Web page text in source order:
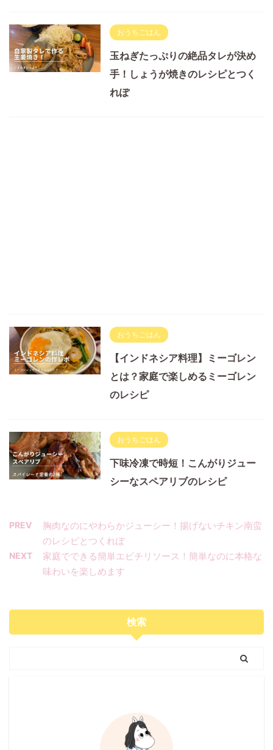
おうちごはん
玉ねぎたっぷりの絶品タレが決め
手！しょうが焼きのレシピとつく
れぽ
おうちごはん
【インドネシア料理】ミーゴレン
とは？家庭で楽しめるミーゴレン
のレシピ
おうちごはん
下味冷凍で時短！こんがりジュー
シーなスペアリブのレシピ
PREV
胸肉なのにやわらかジューシー！揚げないチキン南蛮
のレシピとつくれぽ
NEXT
家庭でできる簡単エビチリソース！簡単なのに本格な
味わいを楽しめます
検索